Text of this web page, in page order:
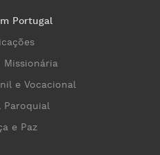
Portugal
Missionária
e Vocacional
Paroquial
e Paz